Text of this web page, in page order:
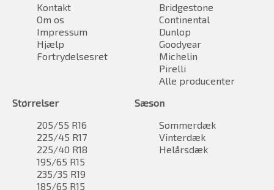
Kontakt
Om os
Impressum
Hjælp
Fortrydelsesret
Bridgestone
Continental
Dunlop
Goodyear
Michelin
Pirelli
Alle producenter
Størrelser
205/55 R16
225/45 R17
225/40 R18
195/65 R15
235/35 R19
185/65 R15
Sæson
Sommerdæk
Vinterdæk
Helårsdæk